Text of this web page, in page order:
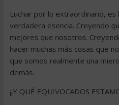
Luchar por lo extraordinario,
verdadera esencia. Creyendo
mejores que nosotros.
hacer muchas más cosas que
que somos realmente una
demás.
¡¡Y QUÉ EQUIVOCADOS